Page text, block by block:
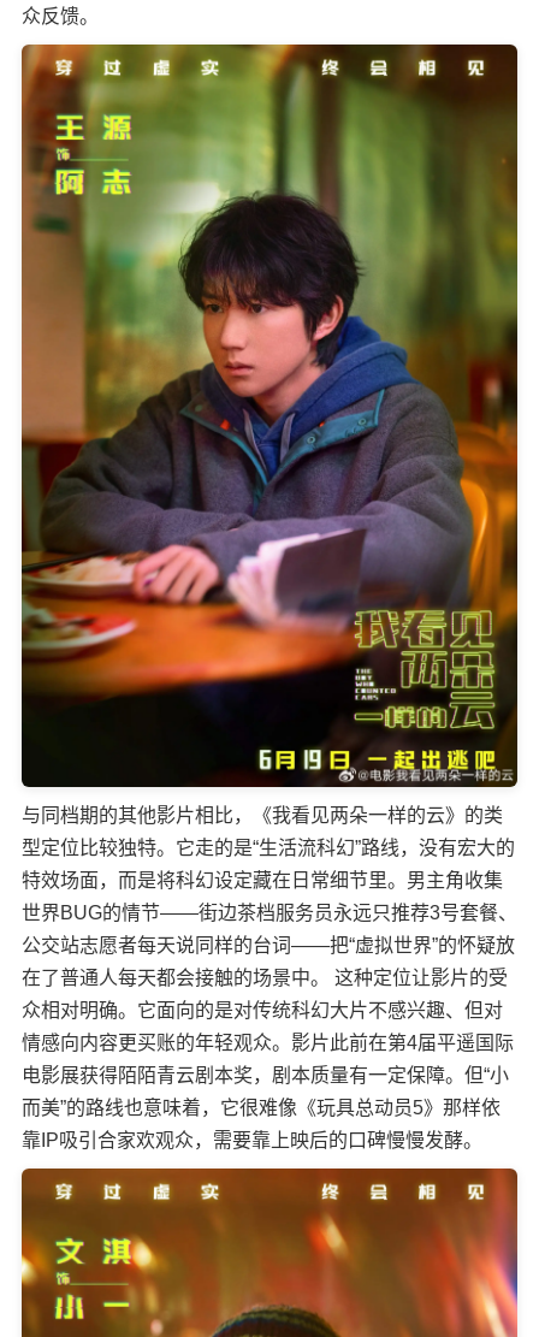
众反馈。
与同档期的其他影片相比，《我看见两朵一样的云》的类
型定位比较独特。它走的是“生活流科幻”路线，没有宏大的
特效场面，而是将科幻设定藏在日常细节里。男主角收集
世界BUG的情节——街边茶档服务员永远只推荐3号套餐、
公交站志愿者每天说同样的台词——把“虚拟世界”的怀疑放
在了普通人每天都会接触的场景中。 这种定位让影片的受
众相对明确。它面向的是对传统科幻大片不感兴趣、但对
情感向内容更买账的年轻观众。影片此前在第4届平遥国际
电影展获得陌陌青云剧本奖，剧本质量有一定保障。但“小
而美”的路线也意味着，它很难像《玩具总动员5》那样依
靠IP吸引合家欢观众，需要靠上映后的口碑慢慢发酵。